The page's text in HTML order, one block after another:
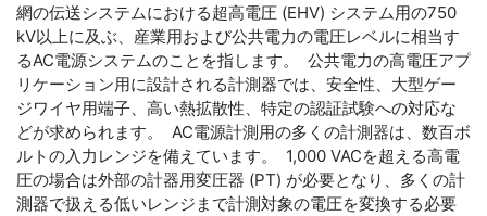
網の伝送システムにおける超高電圧 (EHV) システム用の750
kV以上に及ぶ、産業用および公共電力の電圧レベルに相当す
るAC電源システムのことを指します。 公共電力の高電圧アプ
リケーション用に設計される計測器では、安全性、大型ゲー
ジワイヤ用端子、高い熱拡散性、特定の認証試験への対応な
どが求められます。 AC電源計測用の多くの計測器は、数百ボ
ルトの入力レンジを備えています。 1,000 VACを超える高電
圧の場合は外部の計器用変圧器 (PT) が必要となり、多くの計
測器で扱える低いレンジまで計測対象の電圧を変換する必要